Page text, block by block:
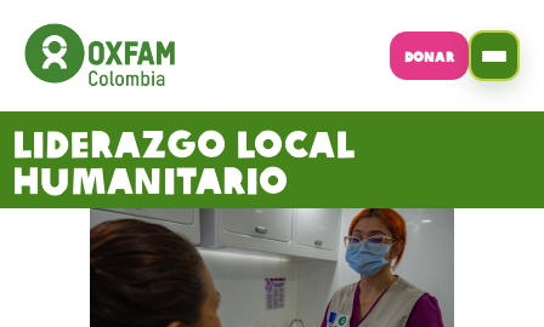
DONAR
Liderazgo local
humanitario